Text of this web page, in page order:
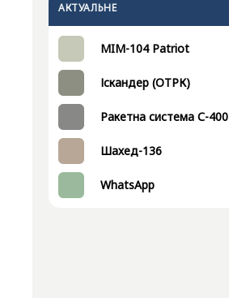
АКТУАЛЬНЕ
MIM-104 Patriot
Іскандер (ОТРК)
Ракетна система С-400
Шахед-136
WhatsApp